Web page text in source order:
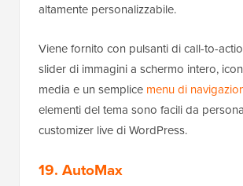
altamente personalizzabile.
Viene fornito con pulsanti di call-to-
slider di immagini a schermo intero,
media e un semplice menu di
elementi del tema sono facili da
customizer live di WordPress.
19. AutoMax